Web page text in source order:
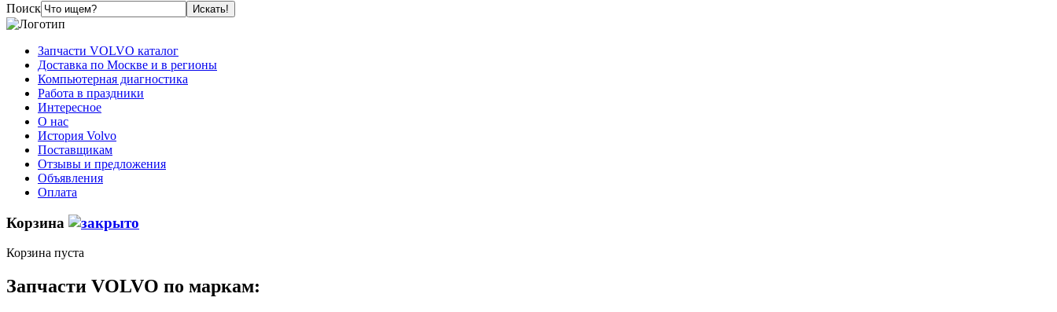
Поиск
Запчасти VOLVO каталог
Доставка по Москве и в регионы
Компьютерная диагностика
Работа в праздники
Интересное
О нас
История Volvo
Поставщикам
Отзывы и предложения
Объявления
Оплата
Корзина
Корзина пуста
Запчасти VOLVO по маркам: